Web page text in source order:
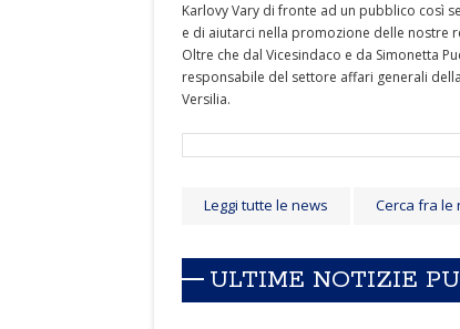
Karlovy Vary di fronte ad un pubblico così
e di aiutarci nella promozione delle nostre
Oltre che dal Vicesindaco e da Simonetta
responsabile del settore affari generali
Versilia.
Leggi tutte le news Cerca fra le
ULTIME NOTIZIE